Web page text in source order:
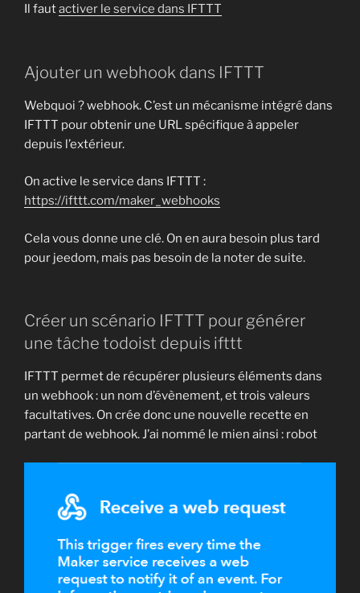
Il fautactiver le service dans IFTTT
Ajouter un webhook dans IFTTT
Webquoi ? webhook. C’est un mécanisme intégré dans
IFTTT pour obtenir une URL spécifique à appeler
depuis l’extérieur.
On active le service dans IFTTT :
https://ifttt.com/maker_webhooks
Cela vous donne une clé. On en aura besoin plus tard
pour jeedom, mais pas besoin de la noter de suite.
Créer un scénario IFTTT pour générer
une tâche todoist depuis ifttt
IFTTT permet de récupérer plusieurs éléments dans
un webhook : un nom d’évènement, et trois valeurs
facultatives. On crée donc une nouvelle recette en
partant de webhook. J’ai nommé le mien ainsi : robot